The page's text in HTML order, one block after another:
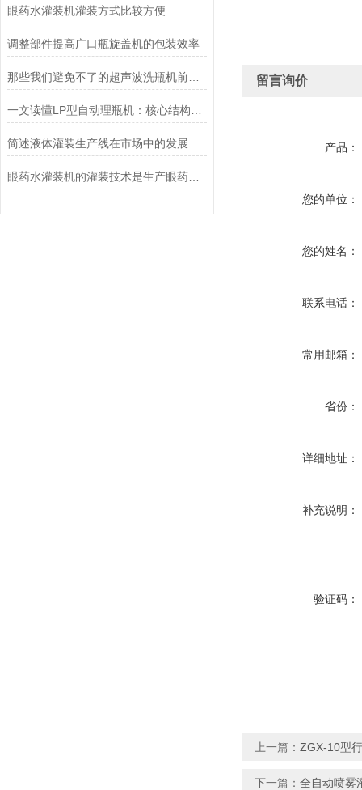
眼药水灌装机灌装方式比较方便
调整部件提高广口瓶旋盖机的包装效率
那些我们避免不了的超声波洗瓶机前期步骤 留言询价
产品：
您的单位：
您的姓名：
联系电话：
常用邮箱：
省份：
详细地址：
补充说明：
验证码：
上一篇： ZGX-10型
下一篇： 全自动喷雾